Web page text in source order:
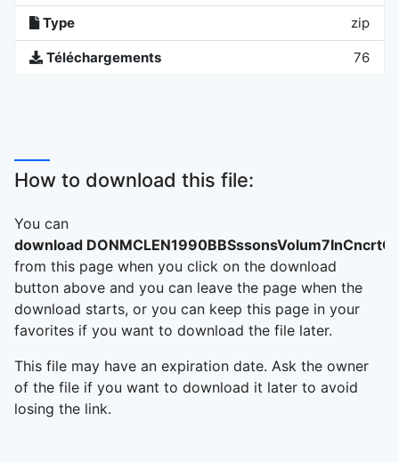
Type zip
Téléchargements 76
How to download this file:
You can
download
from this page when you click on the download
button above and you can leave the page when the
download starts, or you can keep this page in your
favorites if you want to download the file later.
This file may have an expiration date. Ask the owner
of the file if you want to download it later to avoid
losing the link.